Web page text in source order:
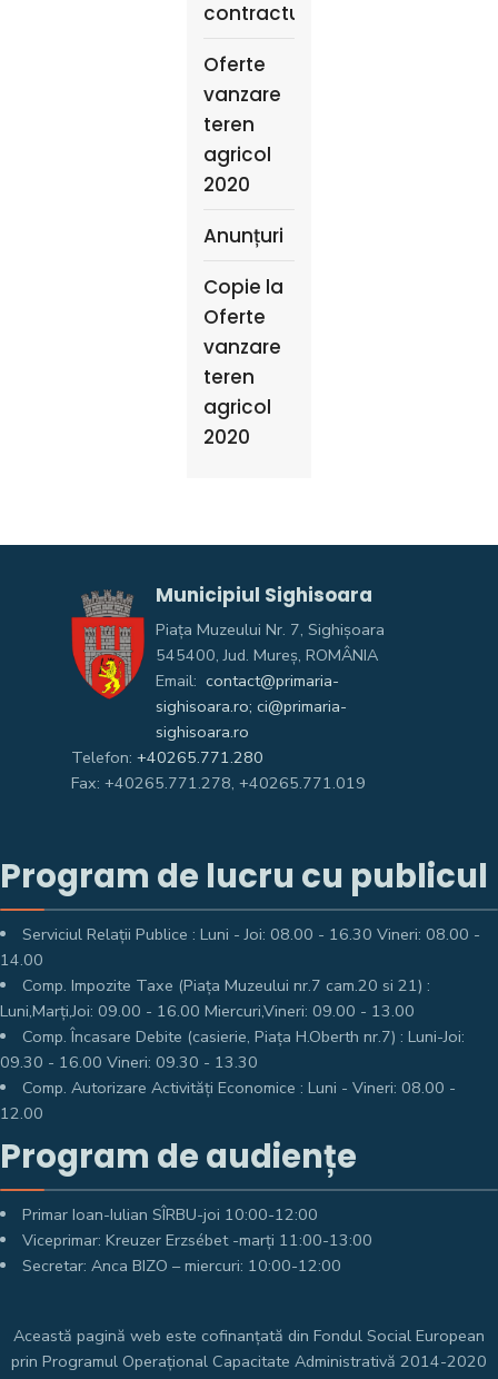
contractuale
Oferte
vanzare
teren
agricol
2020
Anunțuri
Copie la
Oferte
vanzare
teren
agricol
2020
Municipiul Sighisoara
Piața Muzeului Nr. 7, Sighişoara
545400, Jud. Mureş, ROMÂNIA
Email: contact@primaria-
sighisoara.ro; ci@primaria-
sighisoara.ro
Telefon: +40265.771.280
Fax: +40265.771.278, +40265.771.019
Program de lucru cu publicul
Serviciul Relații Publice : Luni - Joi: 08.00 - 16.30 Vineri: 08.00 -
14.00
Comp. Impozite Taxe (Piața Muzeului nr.7 cam.20 si 21) :
Luni,Marți,Joi: 09.00 - 16.00 Miercuri,Vineri: 09.00 - 13.00
Comp. Încasare Debite (casierie, Piața H.Oberth nr.7) : Luni-Joi:
09.30 - 16.00 Vineri: 09.30 - 13.30
Comp. Autorizare Activități Economice : Luni - Vineri: 08.00 -
12.00
Program de audiențe
Primar Ioan-Iulian SÎRBU-joi 10:00-12:00
Viceprimar: Kreuzer Erzsébet -marți 11:00-13:00
Secretar: Anca BIZO – miercuri: 10:00-12:00
Această pagină web este cofinanțată din Fondul Social European
prin Programul Operațional Capacitate Administrativă 2014-2020